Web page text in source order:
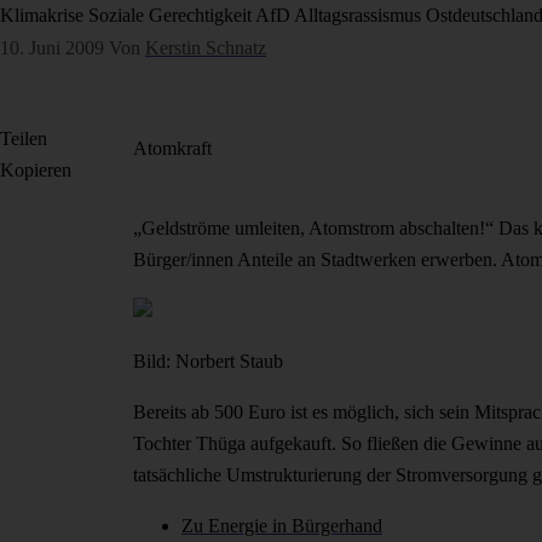
Klimakrise Soziale Gerechtigkeit AfD Alltagsrassismus Ostdeutschland
10. Juni 2009 Von Kerstin Schnatz
Atomkraft
„Geldströme umleiten, Atomstrom abschalten!“
Bürger/innen Anteile an Stadtwerken erwerben.
Bild: Norbert Staub
Bereits ab 500 Euro ist es möglich, sich sein
Tochter Thüga aufgekauft. So fließen die Gewinne
tatsächliche Umstrukturierung der
Zu Energie in Bürgerhand
Teilen
Kopieren